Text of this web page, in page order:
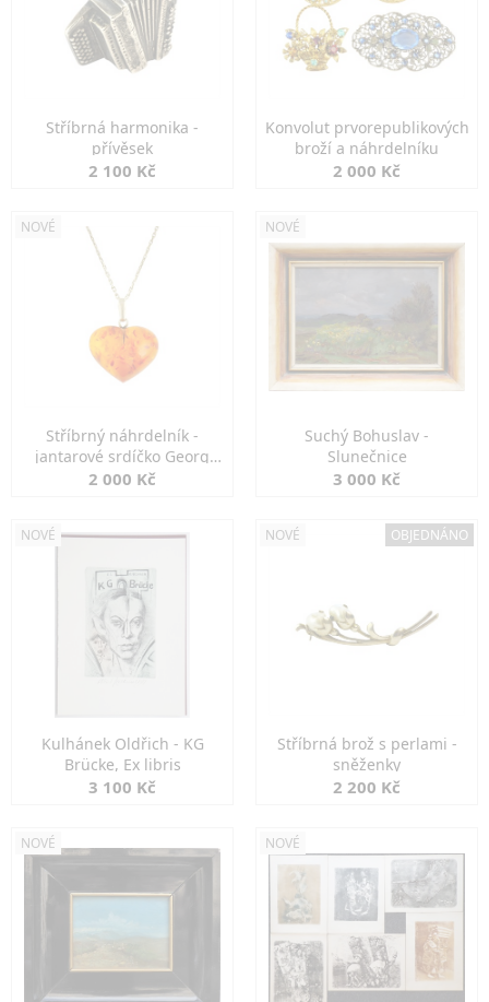
Stříbrná harmonika -
přívěsek
2 100 Kč
Konvolut prvorepublikových
broží a náhrdelníku
2 000 Kč
NOVÉ
Stříbrný náhrdelník -
jantarové srdíčko Georg
Kramer
2 000 Kč
NOVÉ
Suchý Bohuslav -
Slunečnice
3 000 Kč
NOVÉ
Kulhánek Oldřich - KG
Brücke, Ex libris
3 100 Kč
NOVÉ OBJEDNÁNO
Stříbrná brož s perlami -
sněženky
2 200 Kč
NOVÉ NOVÉ